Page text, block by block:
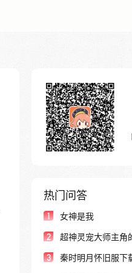
热门问答
1 女神是我
2 超神灵宠大师主角
3 秦时明月怀旧服下